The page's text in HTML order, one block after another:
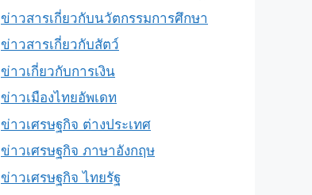
ข่าวสารเกี่ยวกับนวัตกรรมการศึกษา
ข่าวสารเกี่ยวกับสัตว์
ข่าวเกี่ยวกับการเงิน
ข่าวเมืองไทยอัพเดท
ข่าวเศรษฐกิจ ต่างประเทศ
ข่าวเศรษฐกิจ ภาษาอังกฤษ
ข่าวเศรษฐกิจ ไทยรัฐ